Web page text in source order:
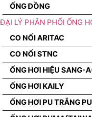
ỐNG ĐỒNG
ĐẠI LÝ PHÂN PHỐI ỐNG
CO NỐI ARITAC
CO NỐI STNC
ỐNG HƠI HIỆU SANG-
ỐNG HƠI KAILY
ỐNG HƠI PU TRẮNG